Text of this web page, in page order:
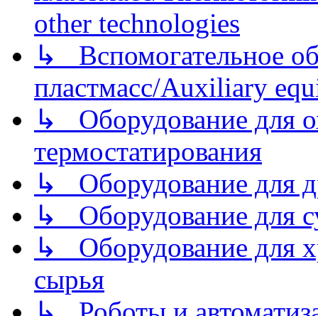
other technologies
↳ Вспомогательное
пластмасс/Auxiliary
↳ Оборудование для
термостатирования
↳ Оборудование для
↳ Оборудование для
↳ Оборудование для
сырья